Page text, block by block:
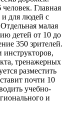
Главная
и для людей с
малая
детей от 10 до
350 зрителей.
инструкторов,
тренажерных
разместить
почти 10
учебно-
и